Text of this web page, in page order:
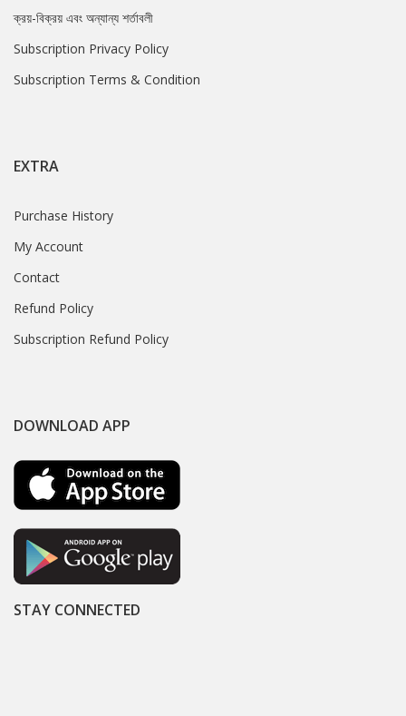
ক্রয়-বিক্রয় এবং অন্যান্য শর্তাবলী
Subscription Privacy Policy
Subscription Terms & Condition
EXTRA
Purchase History
My Account
Contact
Refund Policy
Subscription Refund Policy
DOWNLOAD APP
STAY CONNECTED